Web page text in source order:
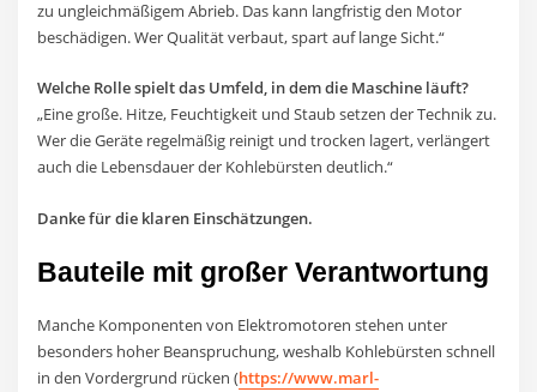
zu ungleichmäßigem Abrieb. Das kann langfristig den Motor
beschädigen. Wer Qualität verbaut, spart auf lange Sicht.“
Welche Rolle spielt das Umfeld, in dem die Maschine läuft?
„Eine große. Hitze, Feuchtigkeit und Staub setzen der Technik zu.
Wer die Geräte regelmäßig reinigt und trocken lagert, verlängert
auch die Lebensdauer der Kohlebürsten deutlich.“
Danke für die klaren Einschätzungen.
Bauteile mit großer Verantwortung
Manche Komponenten von Elektromotoren stehen unter
besonders hoher Beanspruchung, weshalb Kohlebürsten schnell
in den Vordergrund rücken (https://www.marl-